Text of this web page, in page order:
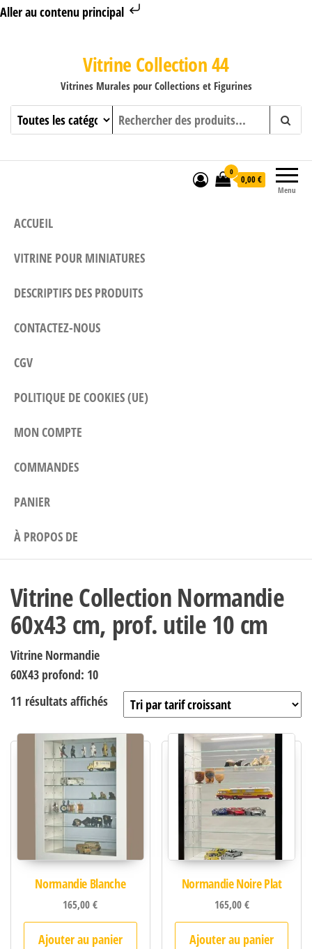
Aller au contenu principal
Vitrine Collection 44
Vitrines Murales pour Collections et Figurines
Menu
0
0,00 €
ACCUEIL
VITRINE POUR MINIATURES
DESCRIPTIFS DES PRODUITS
CONTACTEZ-NOUS
CGV
POLITIQUE DE COOKIES (UE)
MON COMPTE
COMMANDES
PANIER
À PROPOS DE
Vitrine Collection Normandie
60x43 cm, prof. utile 10 cm
Vitrine Normandie
60X43 profond: 10
11 résultats affichésTrié par prix croissant
Normandie Blanche
165,00€
Ajouter au panier
Normandie Noire Plat
165,00€
Ajouter au panier